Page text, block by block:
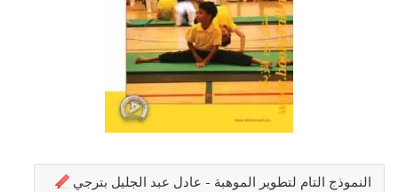
النموذج التام لتطوير الموهبة - عادل عبد الجليل بترجي